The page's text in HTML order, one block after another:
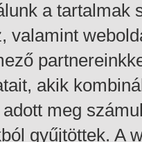
a tartalmak
valamint
akik
meg
gyűjtöttek. A